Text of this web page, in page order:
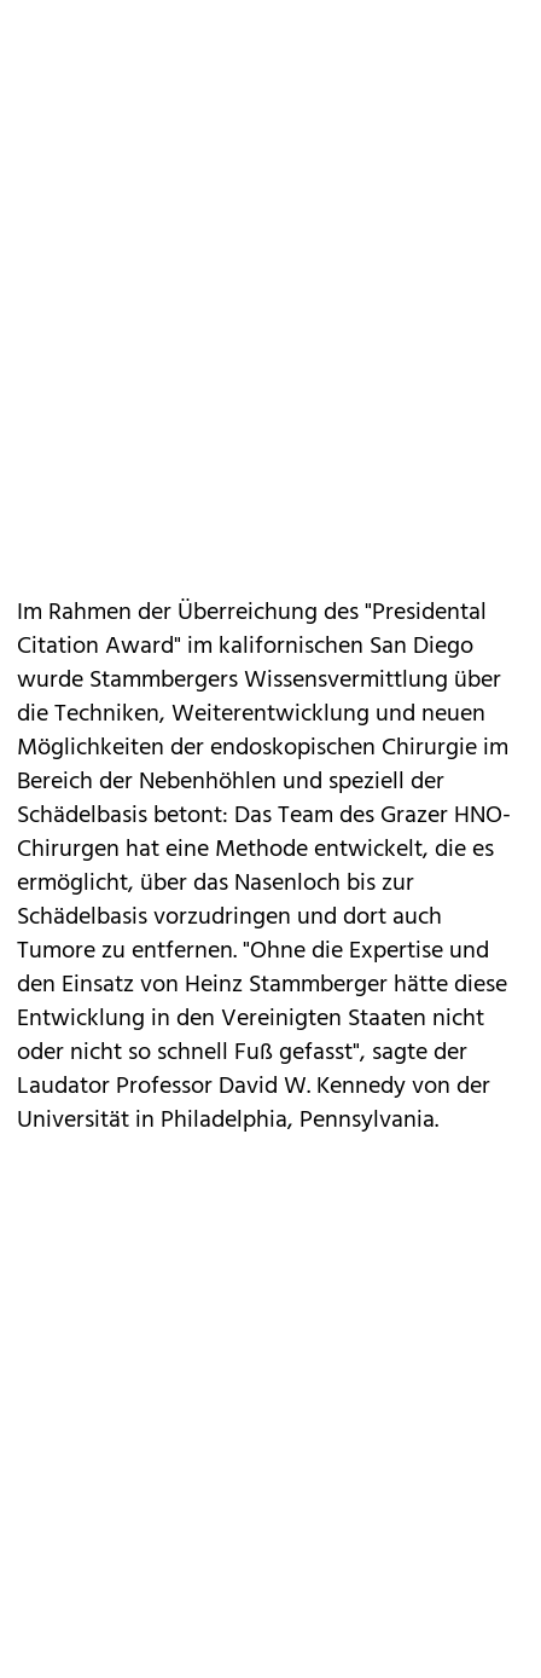
Im Rahmen der Überreichung des "Presidental
Citation Award" im kalifornischen San Diego
wurde Stammbergers Wissensvermittlung über
die Techniken, Weiterentwicklung und neuen
Möglichkeiten der endoskopischen Chirurgie im
Bereich der Nebenhöhlen und speziell der
Schädelbasis betont: Das Team des Grazer HNO-
Chirurgen hat eine Methode entwickelt, die es
ermöglicht, über das Nasenloch bis zur
Schädelbasis vorzudringen und dort auch
Tumore zu entfernen. "Ohne die Expertise und
den Einsatz von Heinz Stammberger hätte diese
Entwicklung in den Vereinigten Staaten nicht
oder nicht so schnell Fuß gefasst", sagte der
Laudator Professor David W. Kennedy von der
Universität in Philadelphia, Pennsylvania.